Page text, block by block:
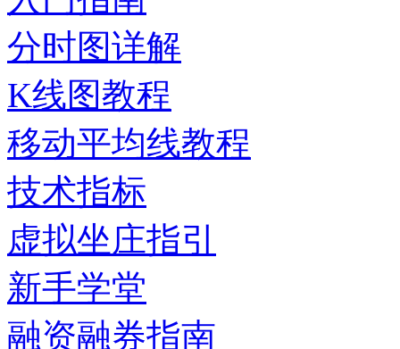
分时图详解
K线图教程
移动平均线教程
技术指标
虚拟坐庄指引
新手学堂
融资融券指南